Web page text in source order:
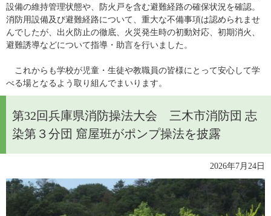
設備の維持管理状態や、防火戸を含む避難経路の確保状況を確認。
消防用設備及び避難経路について、重大な不備事項は認められませ
んでしたが、出火防止の徹底、火災発生時の初動対応、初期消火、
避難誘導などについて指導・助言を行いました。
これからも学校が児童・生徒や教職員の皆様にとって安心して学
べる場となるよう取り組んでまいります。
第32回兵庫県消防操法大会 三木市消防団 志
染第３分団 窟屋班がポンプ操法を披露
2026年7月24日